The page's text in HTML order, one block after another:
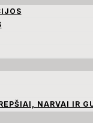
NARVAI IR